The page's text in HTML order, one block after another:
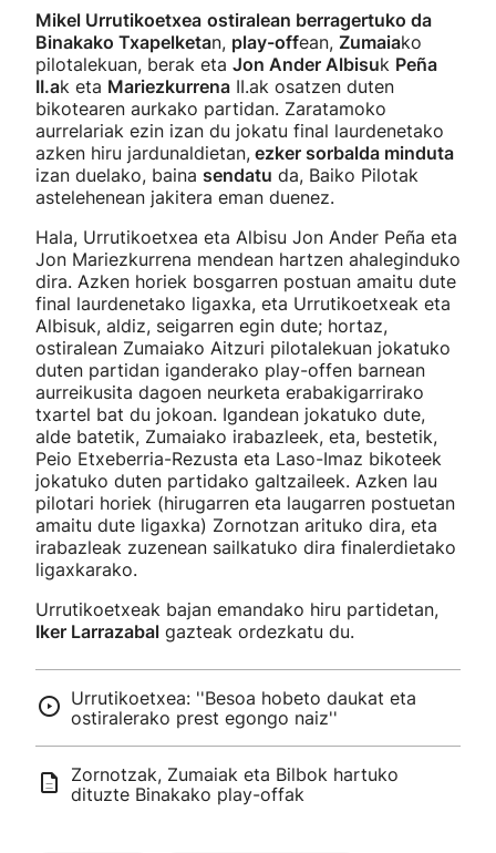
Mikel Urrutikoetxea ostiralean berragertuko da
Binakako Txapelketan, play-offean, Zumaiako
pilotalekuan, berak eta Jon Ander Albisuk Peña
II.ak eta Mariezkurrena II.ak osatzen duten
bikotearen aurkako partidan. Zaratamoko
aurrelariak ezin izan du jokatu final laurdenetako
azken hiru jardunaldietan, ezker sorbalda minduta
izan duelako, baina sendatu da, Baiko Pilotak
astelehenean jakitera eman duenez.
Hala, Urrutikoetxea eta Albisu Jon Ander Peña eta
Jon Mariezkurrena mendean hartzen ahaleginduko
dira. Azken horiek bosgarren postuan amaitu dute
final laurdenetako ligaxka, eta Urrutikoetxeak eta
Albisuk, aldiz, seigarren egin dute; hortaz,
ostiralean Zumaiako Aitzuri pilotalekuan jokatuko
duten partidan iganderako play-offen barnean
aurreikusita dagoen neurketa erabakigarrirako
txartel bat du jokoan. Igandean jokatuko dute,
alde batetik, Zumaiako irabazleek, eta, bestetik,
Peio Etxeberria-Rezusta eta Laso-Imaz bikoteek
jokatuko duten partidako galtzaileek. Azken lau
pilotari horiek (hirugarren eta laugarren postuetan
amaitu dute ligaxka) Zornotzan arituko dira, eta
irabazleak zuzenean sailkatuko dira finalerdietako
ligaxkarako.
Urrutikoetxeak bajan emandako hiru partidetan,
Iker Larrazabal gazteak ordezkatu du.
Urrutikoetxea: ''Besoa hobeto daukat eta
ostiralerako prest egongo naiz''
Zornotzak, Zumaiak eta Bilbok hartuko
dituzte Binakako play-offak